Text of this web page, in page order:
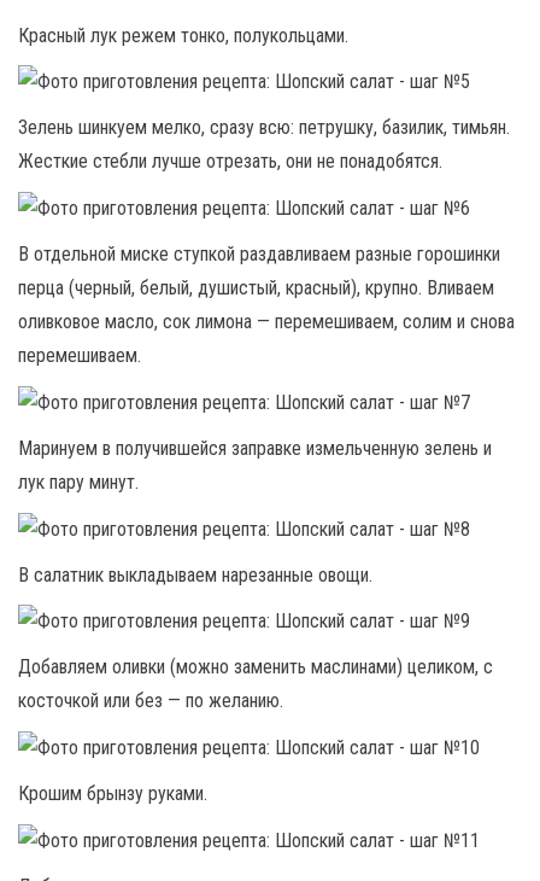
Красный лук режем тонко, полукольцами.
Зелень шинкуем мелко, сразу всю: петрушку, базилик, тимьян.
Жесткие стебли лучше отрезать, они не понадобятся.
В отдельной миске ступкой раздавливаем разные горошинки
перца (черный, белый, душистый, красный), крупно. Вливаем
оливковое масло, сок лимона — перемешиваем, солим и снова
перемешиваем.
Маринуем в получившейся заправке измельченную зелень и
лук пару минут.
В салатник выкладываем нарезанные овощи.
Добавляем оливки (можно заменить маслинами) целиком, с
косточкой или без — по желанию.
Крошим брынзу руками.